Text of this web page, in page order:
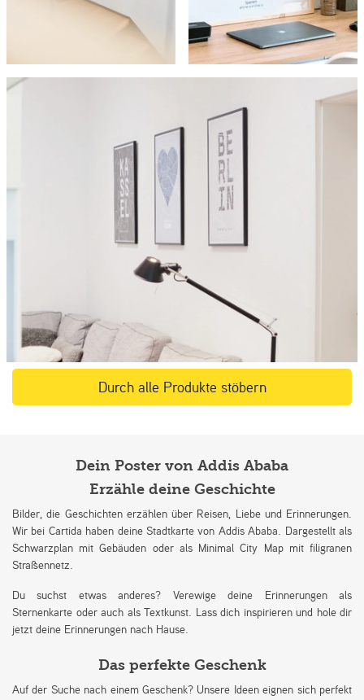
Durch alle Produkte stöbern
Dein Poster von Addis Ababa
Erzähle deine Geschichte
Bilder, die Geschichten erzählen über Reisen, Liebe und Erinnerungen.
Wir bei Cartida haben deine Stadtkarte von Addis Ababa. Dargestellt als
Schwarzplan mit Gebäuden oder als Minimal City Map mit filigranen
Straßennetz.
Du suchst etwas anderes? Verewige deine Erinnerungen als
Sternenkarte oder auch als Textkunst. Lass dich inspirieren und hole dir
jetzt deine Erinnerungen nach Hause.
Das perfekte Geschenk
Auf der Suche nach einem Geschenk? Unsere Ideen eignen sich perfekt